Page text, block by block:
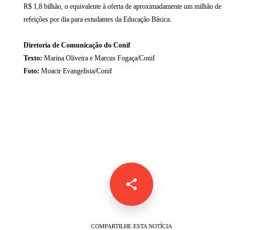
R$ 1,8 bilhão, o equivalente à oferta de aproximadamente um milhão de
refeições por dia para estudantes da Educação Básica.
Diretoria de Comunicação do Conif
Texto: Marina Oliveira e Marcus Fogaça/Conif
Foto: Moacir Evangelista/Conif
COMPARTILHE ESTA NOTÍCIA